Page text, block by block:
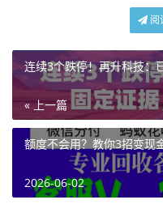
阅
连续3个跌停！再升科技：
« 上一篇
额度不会用？教你3招变现
2026-06-02